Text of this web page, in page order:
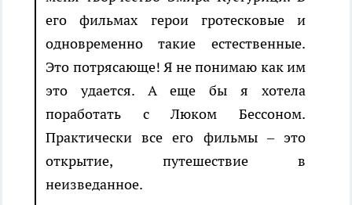
его фильмах герои гротесковые и
одновременно такие естественные.
Это потрясающе! Я не понимаю как им
это удается. А еще бы я хотела
поработать с Люком Бессоном.
Практически все его фильмы – это
открытие, путешествие в
неизведанное.